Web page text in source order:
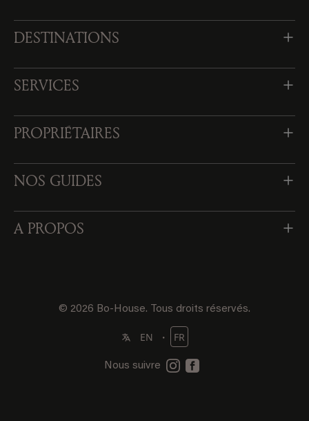
DESTINATIONS
SERVICES
PROPRIÉTAIRES
NOS GUIDES
A PROPOS
© 2026 Bo-House. Tous droits réservés.
EN ・ FR
Nous suivre